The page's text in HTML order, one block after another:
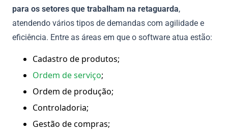
para os setores que trabalham na retaguarda,
atendendo vários tipos de demandas com agilidade e
eficiência. Entre as áreas em que o software atua estão:
Cadastro de produtos;
Ordem de serviço;
Ordem de produção;
Controladoria;
Gestão de compras;